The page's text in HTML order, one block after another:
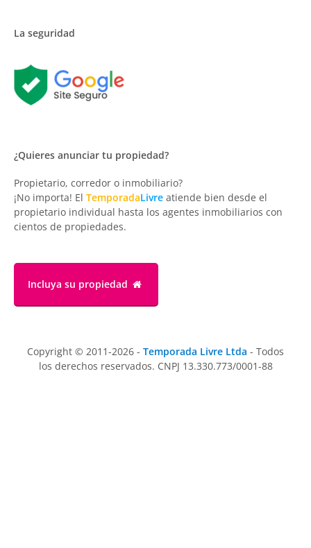
La seguridad
¿Quieres anunciar tu propiedad?
Propietario, corredor o inmobiliario?
¡No importa! El TemporadaLivre atiende bien desde el
propietario individual hasta los agentes inmobiliarios con
cientos de propiedades.
Incluya su propiedad
Copyright © 2011-2026 - Temporada Livre Ltda - Todos
los derechos reservados. CNPJ 13.330.773/0001-88